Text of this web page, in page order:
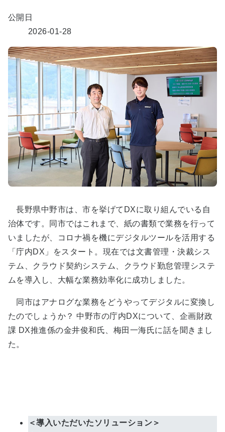
公開日
2026-01-28
長野県中野市は、市を挙げてDXに取り組んでいる自
治体です。同市ではこれまで、紙の書類で業務を行って
いましたが、コロナ禍を機にデジタルツールを活用する
「庁内DX」をスタート。現在では文書管理・決裁シス
テム、クラウド契約システム、クラウド勤怠管理システ
ムを導入し、大幅な業務効率化に成功しました。
同市はアナログな業務をどうやってデジタルに変換し
たのでしょうか？ 中野市の庁内DXについて、企画財政
課 DX推進係の金井俊和氏、梅田一海氏に話を聞きまし
た。
＜導入いただいたソリューション＞